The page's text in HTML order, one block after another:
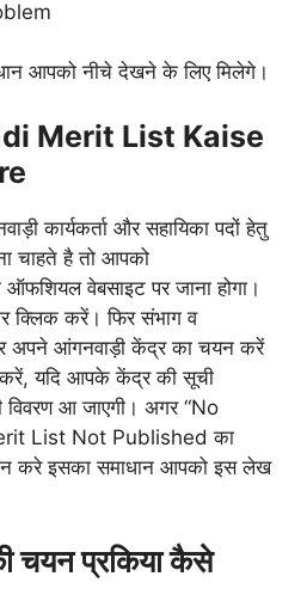
आपको नीचे देखने के लिए मिलेगे।
Merit List Kaise
कार्यकर्ता और सहायिका पदों हेतु
चाहते है तो आपको
वेबसाइट पर जाना होगा।
क्लिक करें। फिर संभाग व
अपने आंगनवाड़ी केंद्र का चयन करें
करें, यदि आपके केंद्र की सूची
विवरण आ जाएगी। अगर “No
List Not Published का
न करे इसका समाधान आपको इस लेख
चयन प्रकिया कैसे